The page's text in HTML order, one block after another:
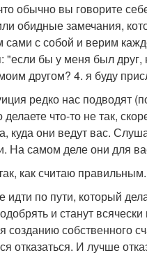
обычно вы говорите
обидные замечания,
сами с собой и верим
"если бы у меня был друг,
другом? 4. я буду
редко нас подводят
делаете что-то не так,
куда они ведут вас.
На самом деле они для
как считаю правильным.
идти по пути, который
и станут
созданию собственного
отказаться. И лучше